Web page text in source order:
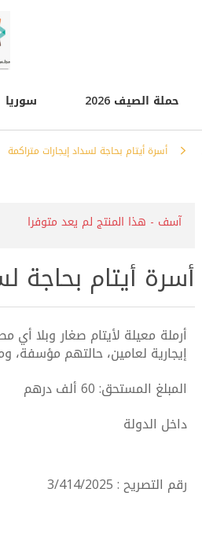
حملة الصيف 2026 سوريا
أسرة أيتام بحاجة لسداد إيجارات متراكمة
آسف - هذا المنتج لم يعد متوفرا
أسرة أيتام بحاجة
أرملة معيلة لأيتام صغار وبلا
إيجارية لعامين، حالتهم مؤسفة،
المبلغ المستحق: 60 ألف درهم
داخل الدولة
رقم التصريح : 3/414/2025